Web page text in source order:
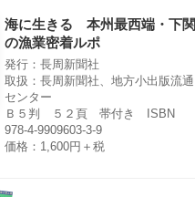
海に生きる 本州最西端・下関
の漁業密着ルポ
発行：長周新聞社
取扱：長周新聞社、地方小出版流通
センター
Ｂ５判 ５２頁 帯付き ISBN
978-4-9909603-3-9
価格：1,600円＋税